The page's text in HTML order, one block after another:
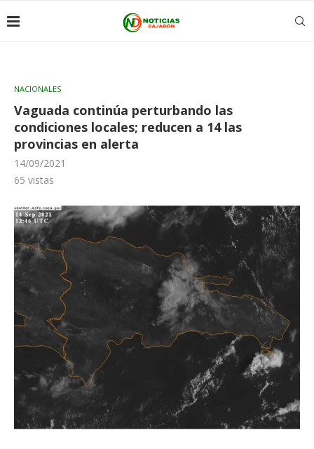
NACIONALES
Vaguada continúa perturbando las
condiciones locales; reducen a 14 las
provincias en alerta
14/09/2021
65 vistas